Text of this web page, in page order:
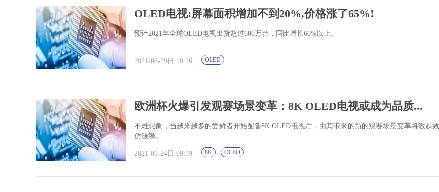
OLED电视:屏幕面积增加不到20%,价格涨了65%!
预计2021年全球OLED电视出货超过600万台，同比增长60%以上。
2021-06-29日 10:16 OLED
欧洲杯火爆引发观赛场景变革：8K OLED电视或成为品质...
不难想象，当越来越多的尝鲜者开始配备8K OLED电视后，由其带来的新的观赛场景变革将激起效
仿涟漪。
2021-06-24日 09:19 8K OLED